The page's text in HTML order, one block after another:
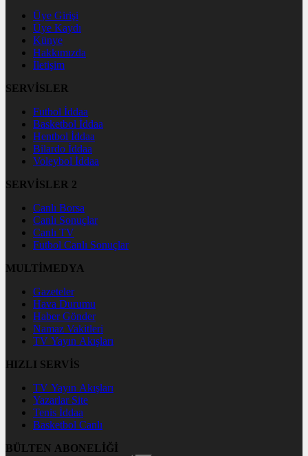
Üye Girişi
Üye Kaydı
Künye
Hakkımızda
İletişim
SERVİSLER
Futbol İddaa
Basketbol İddaa
Hentbol İddaa
Bilardo İddaa
Voleybol İddaa
SERVİSLER 2
Canlı Borsa
Canlı Sonuçlar
Canlı TV
Futbol Canlı Sonuçlar
MULTİMEDYA
Gazeteler
Hava Durumu
Haber Gönder
Namaz Vakitleri
TV Yayın Akışları
HIZLI SERVİS
TV Yayın Akışları
Yazarlar Site
Tenis İddaa
Basketbol Canlı
BÜLTEN ABONELİĞİ